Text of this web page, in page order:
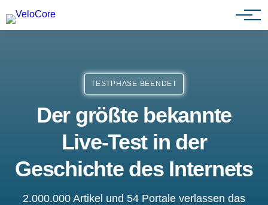
Agenturen & Webdesigner
TESTPHASE BEENDET
Der größte bekannte
Live-Test in der
Geschichte des Internets
2.000.000 Artikel und 54 Portale verlassen das